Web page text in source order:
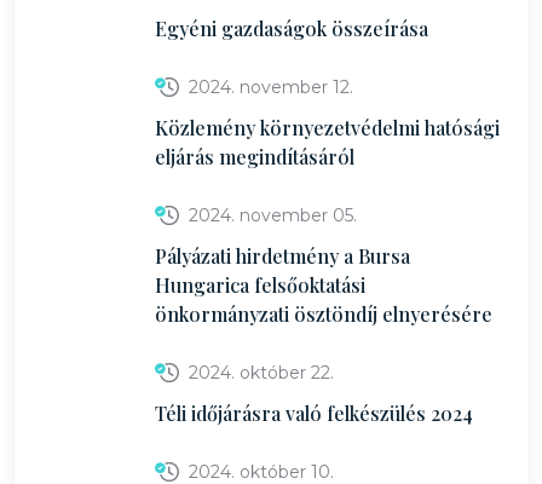
Egyéni gazdaságok összeírása
2024. november 12.
Közlemény környezetvédelmi hatósági
eljárás megindításáról
2024. november 05.
Pályázati hirdetmény a Bursa
Hungarica felsőoktatási
önkormányzati ösztöndíj elnyerésére
2024. október 22.
Téli időjárásra való felkészülés 2024
2024. október 10.